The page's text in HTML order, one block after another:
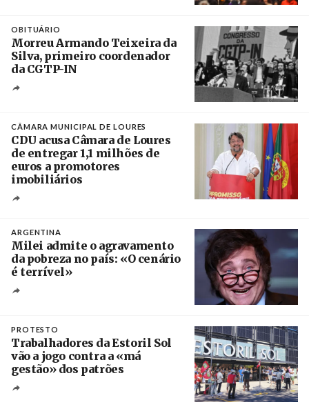
OBITUÁRIO
Morreu Armando Teixeira da
Silva, primeiro coordenador
da CGTP-IN
CÂMARA MUNICIPAL DE LOURES
CDU acusa Câmara de Loures
de entregar 1,1 milhões de
euros a promotores
imobiliários
ARGENTINA
Milei admite o agravamento
da pobreza no país: «O cenário
é terrível»
PROTESTO
Trabalhadores da Estoril Sol
vão a jogo contra a «má
gestão» dos patrões